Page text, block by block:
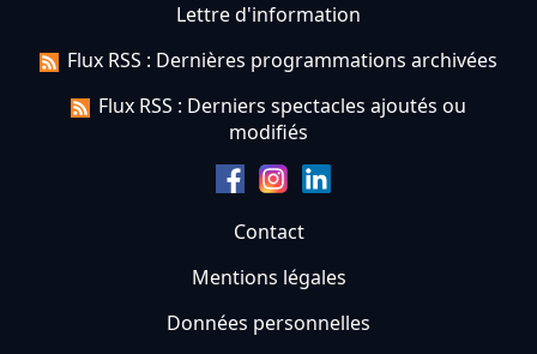
Lettre d'information
Flux RSS : Dernières programmations archivées
Flux RSS : Derniers spectacles ajoutés ou
modifiés
Contact
Mentions légales
Données personnelles